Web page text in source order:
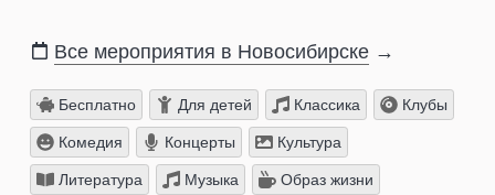
Все мероприятия в Новосибирске →
Бесплатно Для детей Классика Клубы
Комедия Концерты Культура
Литература Музыка Образ жизни